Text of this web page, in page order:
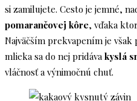
si zamilujete. Cesto je jemné,
pomarančovej kôre, vďaka
Najväčším prekvapením je však
mlieka sa do nej pridáva kyslá
vláčnosť a výnimočnú chuť.